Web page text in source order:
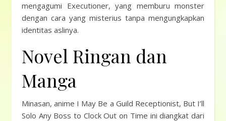
mengagumi Executioner, yang memburu monster
dengan cara yang misterius tanpa mengungkapkan
identitas aslinya.
Novel Ringan dan
Manga
Minasan, anime I May Be a Guild Receptionist, But I’ll
Solo Any Boss to Clock Out on Time ini diangkat dari